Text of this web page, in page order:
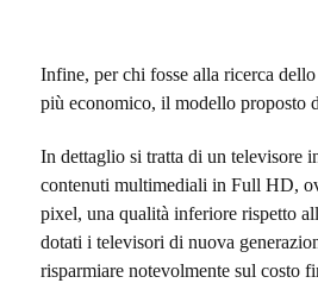
Infine, per chi fosse alla ricerca
più economico, il modello proposto
In dettaglio si tratta di un televisore
contenuti multimediali in Full HD,
pixel, una qualità inferiore rispetto
dotati i televisori di nuova
risparmiare notevolmente sul costo